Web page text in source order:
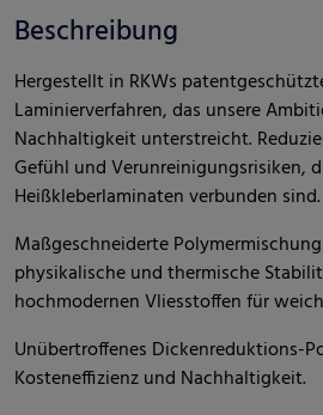
Beschreibung
Hergestellt in RKWs
Laminierverfahren, das unsere
Nachhaltigkeit unterstreicht.
Gefühl und Verunreinigungsrisiken,
Heißkleberlaminaten verbunden sind.
Maßgeschneiderte
physikalische und thermische
hochmodernen Vliesstoffen für
Unübertroffenes Dickenreduktions-
Kosteneffizienz und Nachhaltigkeit.